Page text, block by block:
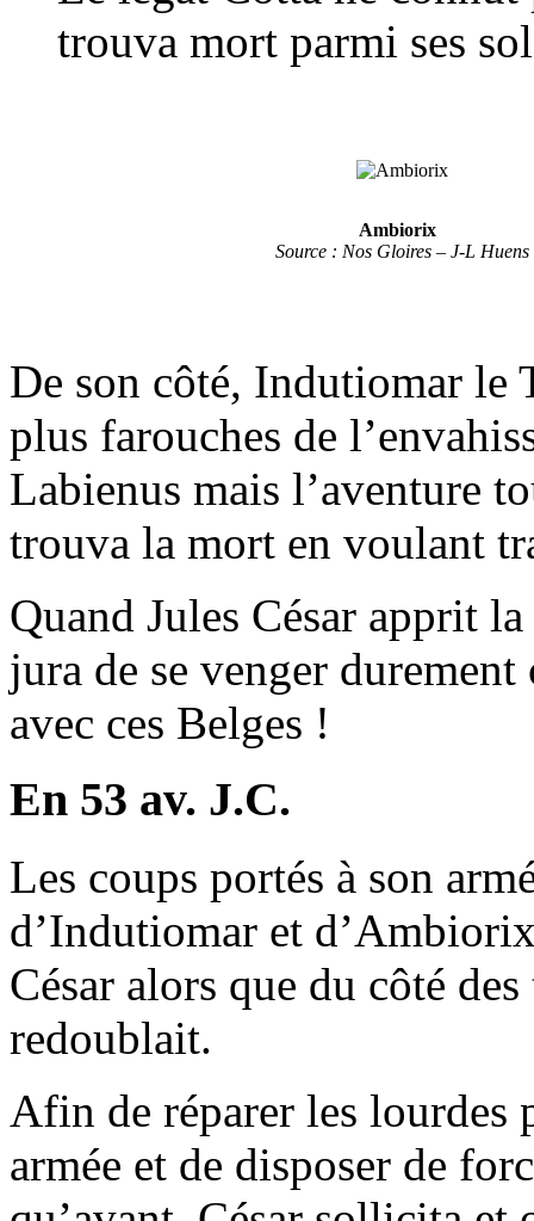
trouva mort parmi ses
Ambiorix
Source : Nos Gloires – J-L Huens
De son côté, Indutiomar le
plus farouches de
Labienus mais l’aventure
trouva la mort en voulant
Quand Jules César apprit
jura de se venger
avec ces Belges !
En 53 av. J.C.
Les coups portés à son
d’Indutiomar et
César alors que du côté
redoublait.
Afin de réparer les lourdes
armée et de disposer de